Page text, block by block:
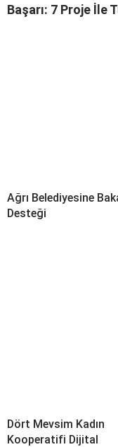
Başarı: 7 Proje İle
Ağrı Belediyesine
Desteği
Dört Mevsim Kadın
Kooperatifi Dijital